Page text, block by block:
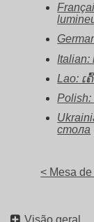
Italian:
Lao: ເ
Polish:
стола
< Mesa de